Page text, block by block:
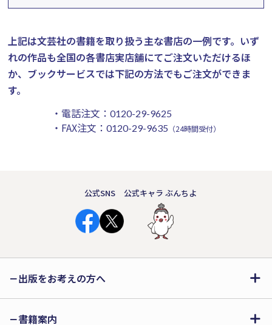
上記は文芸社の書籍を取り扱う主な書店の一例です。 いず
れの作品も全国の各書店実店舗にてご注文いただけるほ
か、ブックサービスでは下記の方法でもご注文ができま
す。
・電話注文： 0120-29-9625
・FAX注文： 0120-29-9635 （24時間受付）
公式SNS 公式キャラ ぶんちよ
出版をお考えの方へ
書籍案内